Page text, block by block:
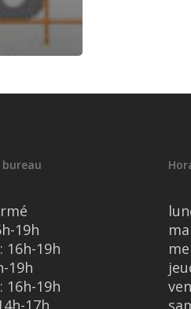
19h
16h-19h
19h
16h-19h
17h